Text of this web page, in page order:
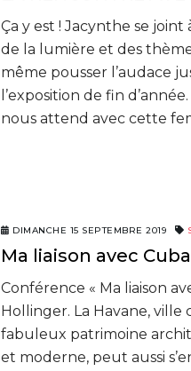
Ça y est ! Jacynthe se
de la lumière et des
même pousser l’audace
l’exposition de fin
nous attend avec cette
DIMANCHE 15 SEPTEMBRE 2019
Ma liaison avec Cuba
Conférence « Ma liaison
Hollinger. La Havane, ville
fabuleux patrimoine
et moderne, peut aussi